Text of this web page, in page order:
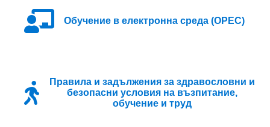
Oбучение в електронна среда (ОРЕС)
Правила и задължения за здравословни и
безопасни условия на възпитание,
обучение и труд